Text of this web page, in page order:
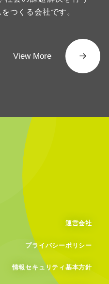
つくる会社です。
View More
運営会社
プライバシーポリシー
情報セキュリティ基本方針